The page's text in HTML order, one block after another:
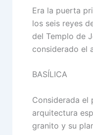
Era la puerta
los seis reyes
del Templo de
considerado el
BASÍLICA
Considerada el
arquitectura
granito y su